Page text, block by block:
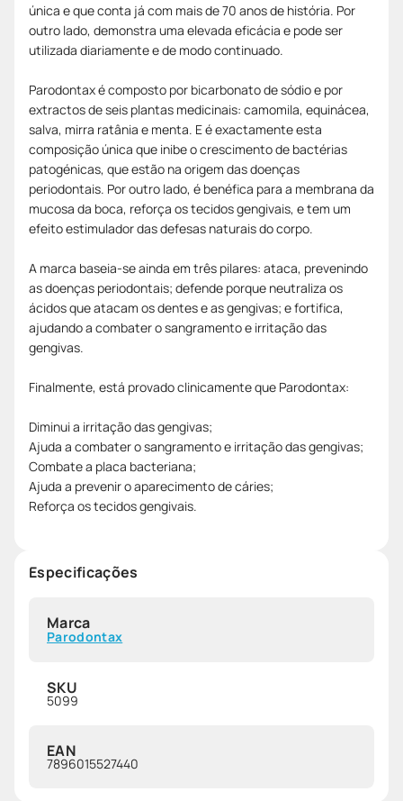
única e que conta já com mais de 70 anos de história. Por
outro lado, demonstra uma elevada eficácia e pode ser
utilizada diariamente e de modo continuado.
Parodontax é composto por bicarbonato de sódio e por
extractos de seis plantas medicinais: camomila, equinácea,
salva, mirra ratânia e menta. E é exactamente esta
composição única que inibe o crescimento de bactérias
patogénicas, que estão na origem das doenças
periodontais. Por outro lado, é benéfica para a membrana da
mucosa da boca, reforça os tecidos gengivais, e tem um
efeito estimulador das defesas naturais do corpo.
A marca baseia-se ainda em três pilares: ataca, prevenindo
as doenças periodontais; defende porque neutraliza os
ácidos que atacam os dentes e as gengivas; e fortifica,
ajudando a combater o sangramento e irritação das
gengivas.
Finalmente, está provado clinicamente que Parodontax:
Diminui a irritação das gengivas;
Ajuda a combater o sangramento e irritação das gengivas;
Combate a placa bacteriana;
Ajuda a prevenir o aparecimento de cáries;
Reforça os tecidos gengivais.
Especificações
Marca
Parodontax
SKU
5099
EAN
7896015527440